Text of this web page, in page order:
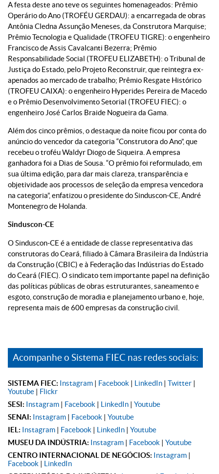
A festa deste ano teve os seguintes homenageados: Prêmio
Operário do Ano (TROFÉU GERDAU): a encarregada de obras
Antônia Cledna Assunção Meneses, da Construtora Marquise;
Prêmio Tecnologia e Qualidade (TROFEU TIGRE): o engenheiro
Francisco de Assis Cavalcanti Bezerra; Prêmio
Responsabilidade Social (TROFEU ELIZABETH): o Tribunal de
Justiça do Estado, pelo Projeto Reconstruir, que reintegra ex-
apenados ao mercado de trabalho; Prêmio Resgate Histórico
(TROFEU CAIXA): o engenheiro Hyperides Pereira de Macedo
e o Prêmio Desenvolvimento Setorial (TROFEU FIEC): o
engenheiro José Carlos Braide Nogueira da Gama.
Além dos cinco prêmios, o destaque da noite ficou por conta do
anúncio do vencedor da categoria “Construtora do Ano”, que
recebeu o troféu Waldyr Diogo de Siqueira. A empresa
ganhadora foi a Dias de Sousa. “O prêmio foi reformulado, em
sua última edição, para dar mais clareza, transparência e
objetividade aos processos de seleção da empresa vencedora
na categoria”, enfatizou o presidente do Sinduscon-CE, André
Montenegro de Holanda.
Sinduscon-CE
O Sinduscon-CE é a entidade de classe representativa das
construtoras do Ceará, filiado à Câmara Brasileira da Indústria
da Construção (CBIC) e à Federação das Indústrias do Estado
do Ceará (FIEC). O sindicato tem importante papel na definição
das políticas públicas de obras estruturantes, saneamento e
esgoto, construção de moradia e planejamento urbano e, hoje,
representa mais de 600 empresas da construção civil.
Acompanhe o Sistema FIEC nas redes sociais:
SISTEMA FIEC: Instagram | Facebook | LinkedIn | Twitter |
Youtube | Flickr
SESI: Instagram | Facebook | LinkedIn | Youtube
SENAI: Instagram | Facebook | Youtube
IEL: Instagram | Facebook | LinkedIn | Youtube
MUSEU DA INDÚSTRIA: Instagram | Facebook | Youtube
CENTRO INTERNACIONAL DE NEGÓCIOS: Instagram |
Facebook | LinkedIn